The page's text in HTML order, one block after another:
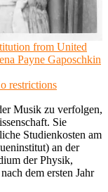
from United
Payne Gaposchkin
restrictions
Musik zu verfolgen,
Sie
Studienkosten am
an der
der Physik,
dem ersten Jahr